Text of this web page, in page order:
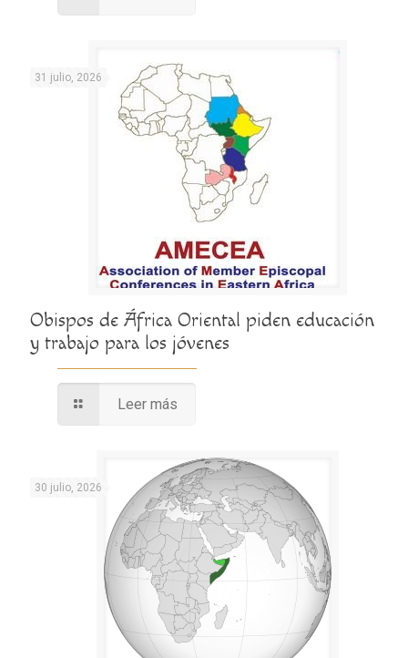
31 julio, 2026
Obispos de África Oriental piden educación
y trabajo para los jóvenes
Leer más
30 julio, 2026